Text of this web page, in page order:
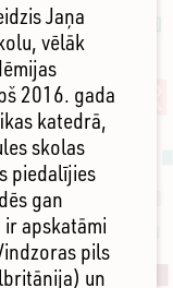
Jaņa
vēlāk
2016. gada
katedrā,
skolas
piedalījies
gan
apskatāmi
pils
un